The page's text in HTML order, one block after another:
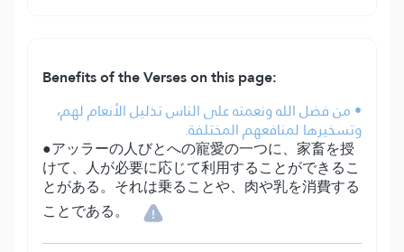
Benefits of the Verses on this page:
• من فضل الله ونعمته على الناس تذليل الأنعام لهم،
وتسخيرها لمنافعهم المختلفة.
●アッラーの人びとへの寵愛の一つに、家畜を授
けて、人が必要に応じて利用することができるこ
とがある。それは乗ることや、肉や乳を消費する
ことである。